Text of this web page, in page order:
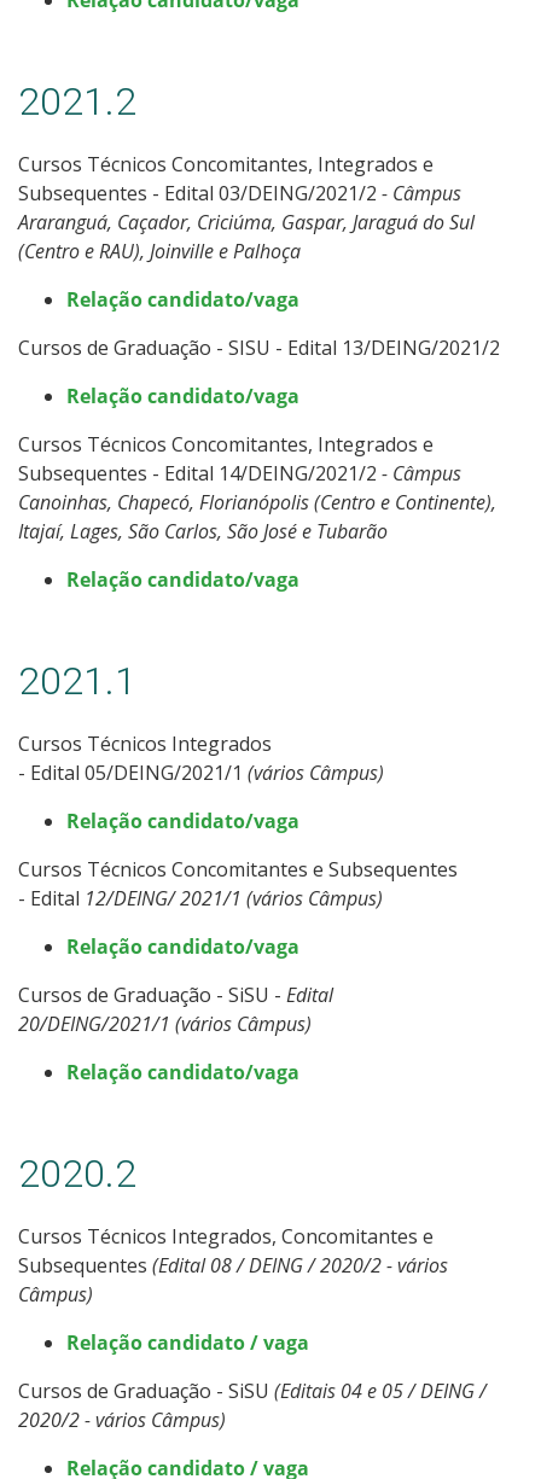
2021.2
Cursos Técnicos Concomitantes, Integrados e
Subsequentes - Edital 03/DEING/2021/2 - Câmpus
Araranguá, Caçador, Criciúma, Gaspar, Jaraguá do Sul
(Centro e RAU), Joinville e Palhoça
Relação candidato/vaga
Cursos de Graduação - SISU - Edital 13/DEING/2021/2
Relação candidato/vaga
Cursos Técnicos Concomitantes, Integrados e
Subsequentes - Edital 14/DEING/2021/2 - Câmpus
Canoinhas, Chapecó, Florianópolis (Centro e Continente),
Itajaí, Lages, São Carlos, São José e Tubarão
Relação candidato/vaga
2021.1
Cursos Técnicos Integrados
- Edital 05/DEING/2021/1 (vários Câmpus)
Relação candidato/vaga
Cursos Técnicos Concomitantes e Subsequentes
- Edital 12/DEING/ 2021/1 (vários Câmpus)
Relação candidato/vaga
Cursos de Graduação - SiSU - Edital
20/DEING/2021/1 (vários Câmpus)
Relação candidato/vaga
2020.2
Cursos Técnicos Integrados, Concomitantes e
Subsequentes (Edital 08 / DEING / 2020/2 - vários
Câmpus)
Relação candidato / vaga
Cursos de Graduação - SiSU (Editais 04 e 05 / DEING /
2020/2 - vários Câmpus)
Relação candidato / vaga